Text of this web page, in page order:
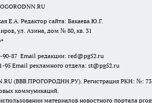
Е.А. Редактор сайта: Бакаева Ю.Г.
ул. Азина, дом № 80, кв. 31
90-87 Email редакции: red@pg52.ru
95 Email рекламного отдела: st@pg52.ru
(ВВВ.ПРОГОРОДНН.РУ). Регистрация РКН: №:
коммуникаций.
материалов новостного портала